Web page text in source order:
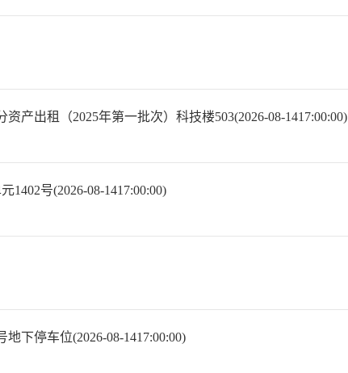
产出租（2025年第一批次）科技楼503(2026-08-1417:00:00)
1402号(2026-08-1417:00:00)
下停车位(2026-08-1417:00:00)